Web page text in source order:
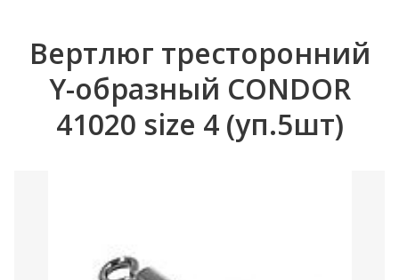
Вертлюг тресторонний
Y-образный CONDOR
41020 size 4 (уп.5шт)